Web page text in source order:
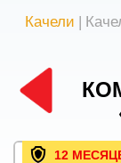
Качели |
12